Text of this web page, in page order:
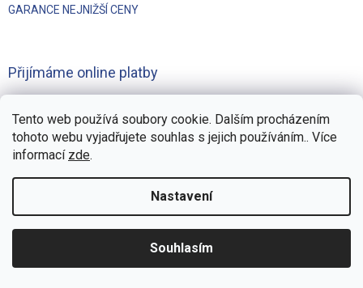
Tento web používá soubory cookie. Dalším procházením
tohoto webu vyjadřujete souhlas s jejich používáním.. Více
informací zde.
Nastavení
Souhlasím
GARANCE NEJNIŽŠÍ CENY
Přijímáme online platby
vyhrazena.